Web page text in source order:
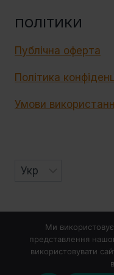
ПОЛІТИКИ
Публічна оферта
Політика
Умови
Ми
представлення
використовувати